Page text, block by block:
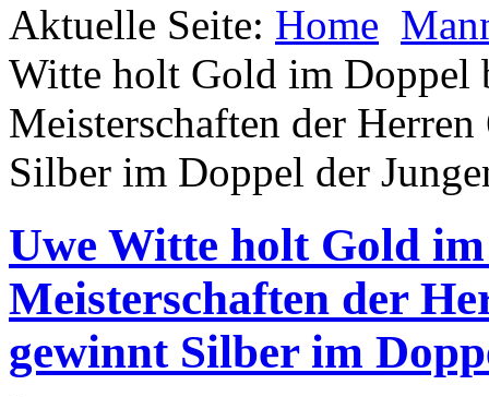
Aktuelle Seite: Home
Witte holt Gold im Doppel
Meisterschaften der
Silber im Doppel der
Uwe Witte holt Gold
Meisterschaften der
gewinnt Silber im